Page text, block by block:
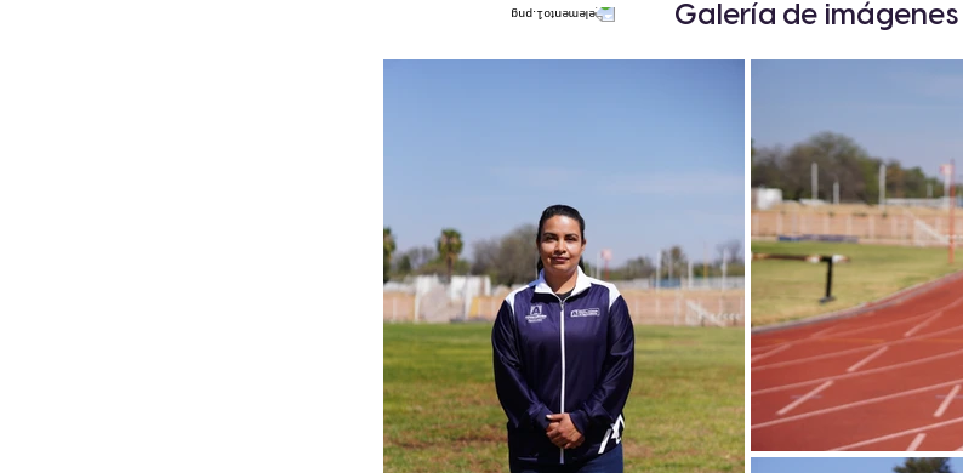
Galería de imágenes